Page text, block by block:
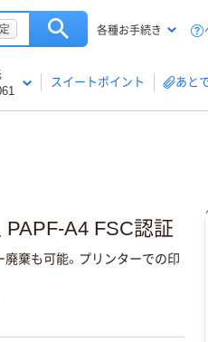
各種お手続き
スイートポイント あと
A4 FSC認証
廃棄も可能。プリンターでの印